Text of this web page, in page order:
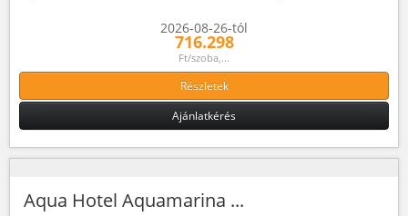
2026-08-26-tól
716.298
Ft/szoba,...
Részletek
Ajánlatkérés
Aqua Hotel Aquamarina ...